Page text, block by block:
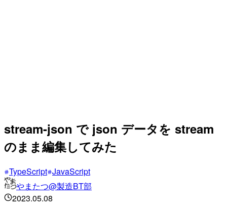
stream-json で json データを stream
のまま編集してみた
TypeScript JavaScript
やまたつ@製造BT部
2023.05.08